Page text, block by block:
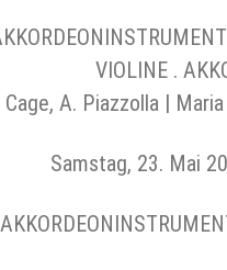
VIOLINE .
A. Piazzolla |
Samstag, 23. Mai